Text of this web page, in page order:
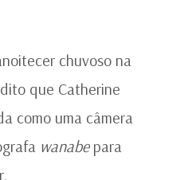
chuvoso na
que Catherine
como uma câmera
wanabepara